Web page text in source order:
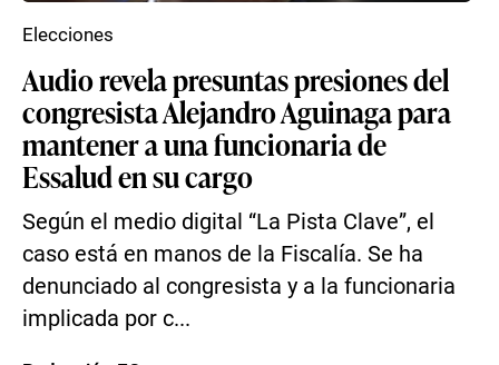
Audio revela presuntas presiones del
congresista Alejandro Aguinaga para
mantener a una funcionaria de
Essalud en su cargo
Según el medio digital “La Pista Clave”, el
caso está en manos de la Fiscalía. Se ha
denunciado al congresista y a la funcionaria
implicada por c...
Elecciones